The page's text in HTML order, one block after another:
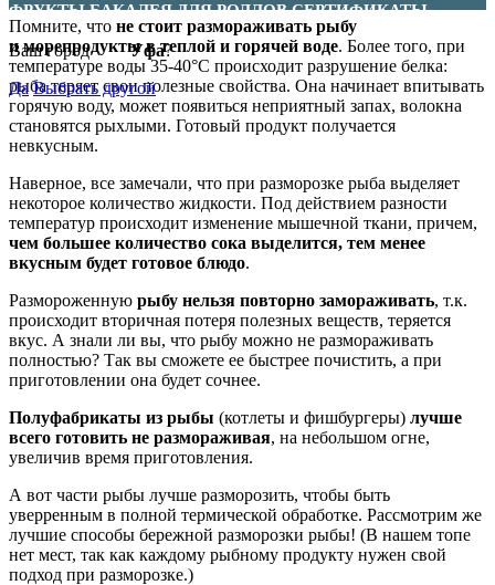
ФРУКТЫ БАКАЛЕЯ ДЛЯ РОЛЛОВ СЕРТИФИКАТЫ
Ваш город Уфа?
Да Выбрать другой
Помните, что не стоит размораживать рыбу
и морепродукты в теплой и горячей воде. Более того, при
температуре воды 35-40°С происходит разрушение белка:
рыба теряет свои полезные свойства. Она начинает впитывать
горячую воду, может появиться неприятный запах, волокна
становятся рыхлыми. Готовый продукт получается
невкусным.
Наверное, все замечали, что при разморозке рыба выделяет
некоторое количество жидкости. Под действием разности
температур происходит изменение мышечной ткани, причем,
чем большее количество сока выделится, тем менее
вкусным будет готовое блюдо.
Размороженную рыбу нельзя повторно замораживать, т.к.
происходит вторичная потеря полезных веществ, теряется
вкус. А знали ли вы, что рыбу можно не размораживать
полностью? Так вы сможете ее быстрее почистить, а при
приготовлении она будет сочнее.
Полуфабрикаты из рыбы (котлеты и фишбургеры) лучше
всего готовить не размораживая, на небольшом огне,
увеличив время приготовления.
А вот части рыбы лучше разморозить, чтобы быть
уверренным в полной термической обработке. Рассмотрим же
лучшие способы бережной разморозки рыбы! (В нашем топе
нет мест, так как каждому рыбному продукту нужен свой
подход при разморозке.)